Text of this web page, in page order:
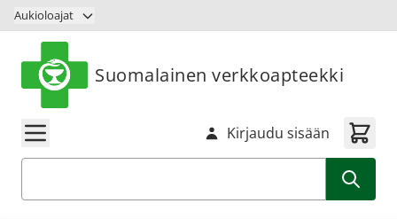
Siirry sisältöön
Aukioloajat
Suomalainen verkkoapteekki
Kirjaudu sisään